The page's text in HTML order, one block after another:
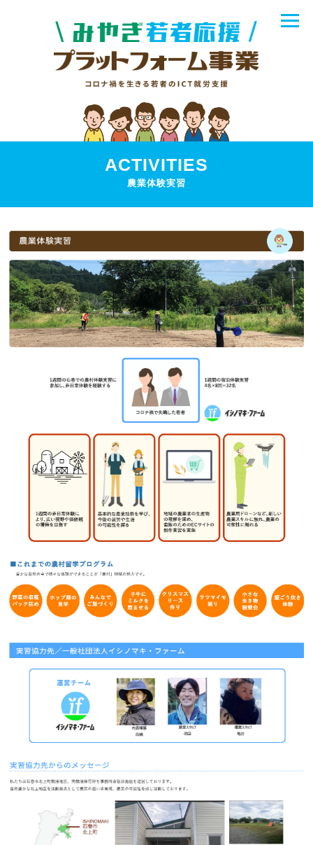
ACTIVITIES
農業体験実習